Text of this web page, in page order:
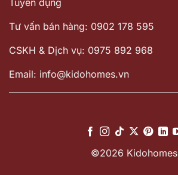
Tuyển dụng
Tư vấn bán hàng: 0902 178 595
CSKH & Dịch vụ: 0975 892 968
Email: info@kidohomes.vn
©2026 Kidohomes